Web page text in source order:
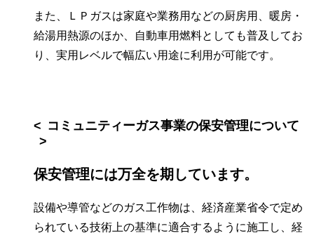
また、ＬＰガスは家庭や業務用などの厨房用、暖房・
給湯用熱源のほか、自動車用燃料としても普及してお
り、実用レベルで幅広い用途に利用が可能です。
コミュニティーガス事業の保安管理について
保安管理には万全を期しています。
設備や導管などのガス工作物は、経済産業省令で定め
られている技術上の基準に適合するように施工し、経